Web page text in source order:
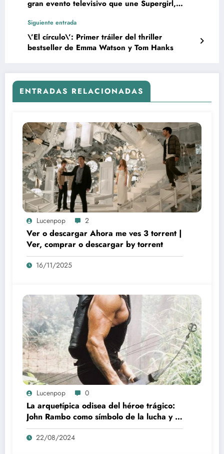
gran evento televisivo que une Supergirl,
Siguiente entrada
\’El círculo\’: Primer tráiler del thriller
bestseller de Emma Watson y Tom Hanks
ENTRADAS RELACIONADAS
Lucenpop 2
Ver o descargar Ahora me ves 3 torrent |
Ver, comprar o descargar by torrent
16/11/2025
Lucenpop 0
La arquetípica odisea del héroe trágico:
John Rambo como símbolo de la lucha y la
alienación en la modernidad
22/08/2024